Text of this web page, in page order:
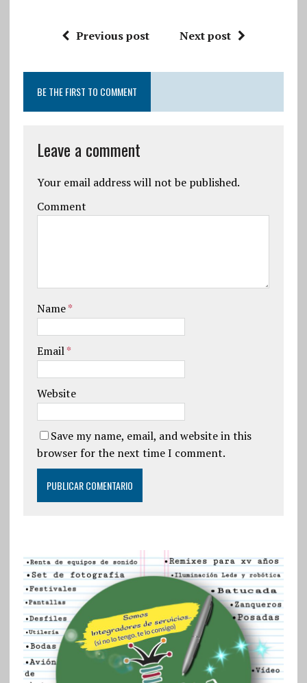
Previous post Next post
BE THE FIRST TO COMMENT
Leave a comment
Your email address will not be published.
Comment
Name*
Email*
Website
Save my name, email, and website in this
browser for the next time I comment.